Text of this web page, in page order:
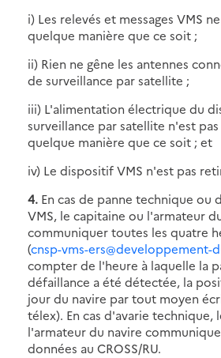
i) Les relevés et messages VMS
quelque manière que ce soit ;
ii) Rien ne gêne les antennes
de surveillance par satellite ;
iii) L'alimentation électrique du
surveillance par satellite n'est
quelque manière que ce soit ; et
iv) Le dispositif VMS n'est pas
4. En cas de panne technique ou
VMS, le capitaine ou l'armateur
communiquer toutes les quatre
(cnsp-vms-ers@developpement-
compter de l'heure à laquelle la
défaillance a été détectée, la
jour du navire par tout moyen
télex). En cas d'avarie technique,
l'armateur du navire
données au CROSS/RU.